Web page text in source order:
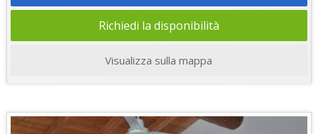
Richiedi la disponibilità
Visualizza sulla mappa